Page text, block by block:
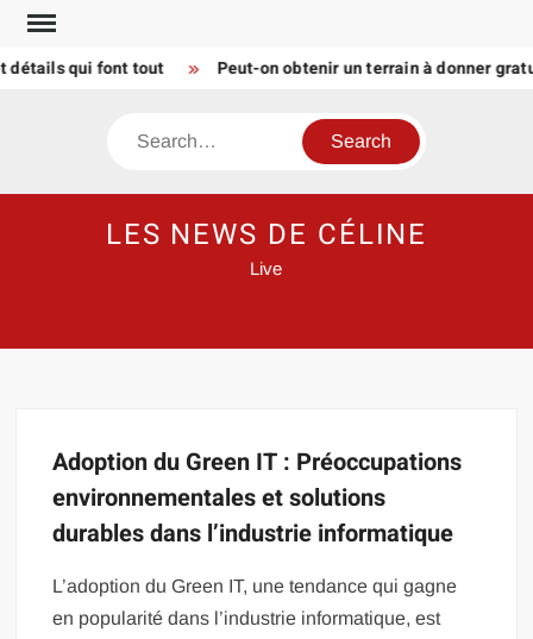
Skip
contentqui font tout Peut-on obtenir un terrain à donner
Search
LES NEWS DE CÉLINE
Live
Adoption du Green IT : Préoccupations
environnementales et solutions
durables dans l’industrie informatique
L’adoption du Green IT, une tendance qui gagne
en popularité dans l’industrie informatique, est